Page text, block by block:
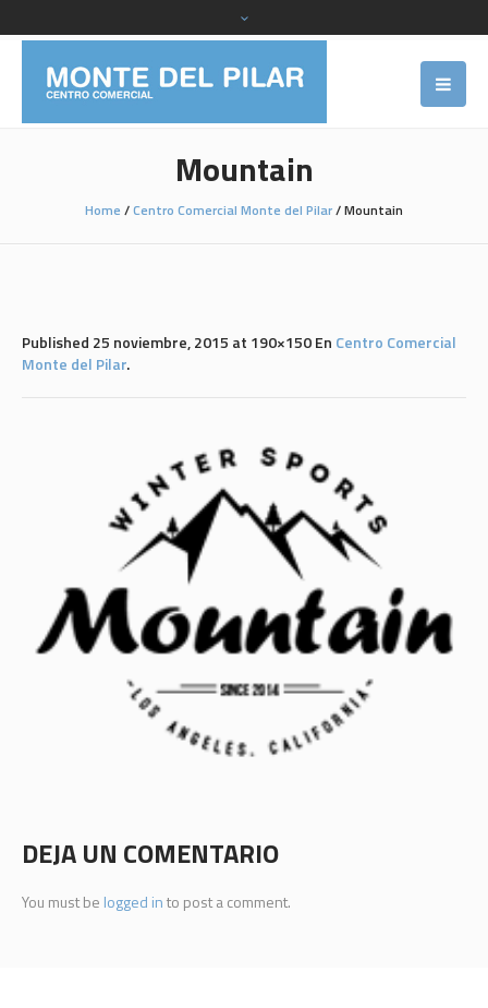
Mountain
Home /Centro Comercial Monte del Pilar/Mountain
Published 25 noviembre, 2015 at 190×150 En Centro Comercial
Monte del Pilar.
DEJA UN COMENTARIO
You must be logged into post a comment.